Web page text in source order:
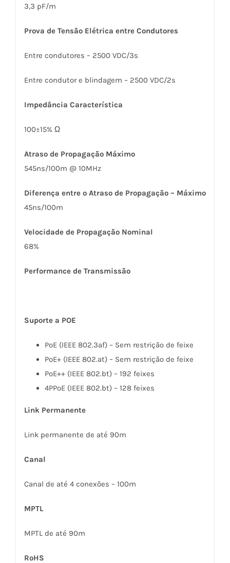
3,3 pF/m
Prova de Tensão Elétrica entre Condutores
Entre condutores – 2500 VDC/3s
Entre condutor e blindagem – 2500 VDC/2s
Impedância Característica
100±15% Ω
Atraso de Propagação Máximo
545ns/100m @ 10MHz
Diferença entre o Atraso de Propagação – Máximo
45ns/100m
Velocidade de Propagação Nominal
68%
Performance de Transmissão
Suporte a POE
PoE (IEEE 802.3af) – Sem restrição de feixe
PoE+ (IEEE 802.at) – Sem restrição de feixe
PoE++ (IEEE 802.bt) – 192 feixes
4PPoE (IEEE 802.bt) – 128 feixes
Link Permanente
Link permanente de até 90m
Canal
Canal de até 4 conexões – 100m
MPTL
MPTL de até 90m
RoHS